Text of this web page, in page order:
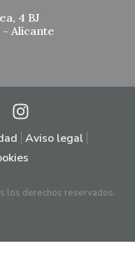
4 BJ
- Alicante
Aviso legal
los derechos reservados.